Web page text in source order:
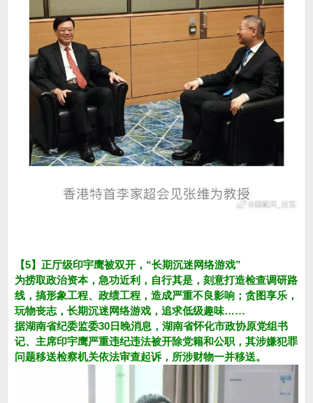
【5】正厅级印宇鹰被双开，“长期沉迷网络游戏”
为捞取政治资本，急功近利，自行其是，刻意打造检查调研路
线，搞形象工程、政绩工程，造成严重不良影响；贪图享乐，
玩物丧志，长期沉迷网络游戏，追求低级趣味……
据湖南省纪委监委30日晚消息，湖南省怀化市政协原党组书
记、主席印宇鹰严重违纪违法被开除党籍和公职，其涉嫌犯罪
问题移送检察机关依法审查起诉，所涉财物一并移送。